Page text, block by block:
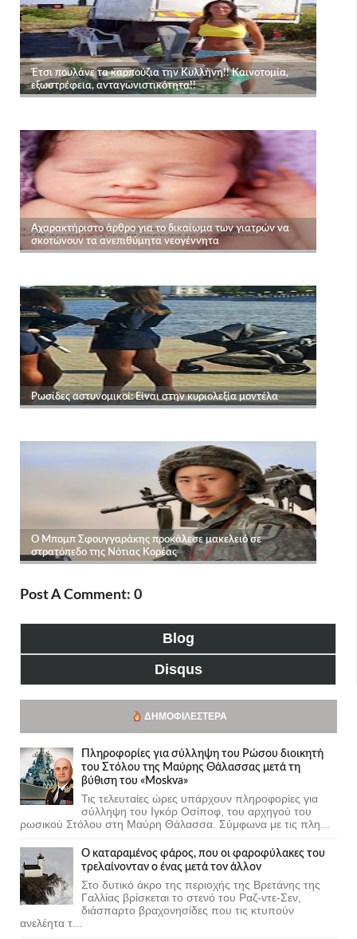
Post A Comment: 0
Blog
Disqus
ΔΗΜΟΦΙΛΈΣΤΕΡΑ
Πληροφορίες για σύλληψη του Ρώσου διοικητή
του Στόλου της Mαύρης Θάλασσας μετά τη
βύθιση του «Moskva»
Τις τελευταίες ώρες υπάρχουν πληροφορίες για
σύλληψη του Ιγκόρ Οσίποφ, του αρχηγού του
ρωσικού Στόλου στη Μαύρη Θάλασσα. Σύμφωνα με τις πλη...
Ο καταραμένος φάρος, που οι φαροφύλακες του
τρελαίνονταν ο ένας μετά τον άλλον
Στο δυτικό άκρο της περιοχής της Βρετάνης της
Γαλλίας βρίσκεται το στενό του Ραζ-ντε-Σεν,
διάσπαρτο βραχονησίδες που τις κτυπούν
ανελέητα τ...